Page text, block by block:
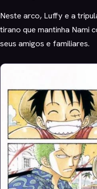
Neste arco, Luffy e a
tirano que mantinha Nami
seus amigos e familiares.